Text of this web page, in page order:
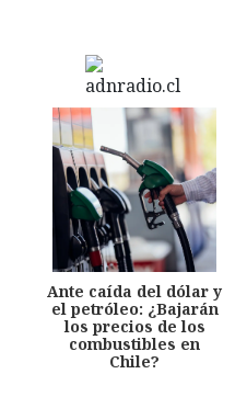
Ante caída del dólar y
el petróleo: ¿Bajarán
los precios de los
combustibles en
Chile?